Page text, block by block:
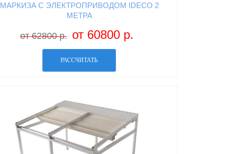
МАРКИЗА С ЭЛЕКТРОПРИВОДОМ IDECO 2
МЕТРА
от 62800 р. от 60800 р.
РАССЧИТАТЬ